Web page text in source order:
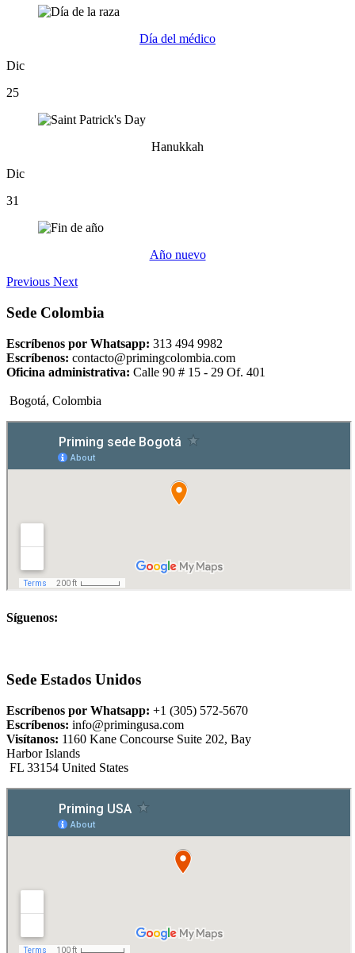
Día del médico
Dic
25
Hanukkah
Dic
31
Año nuevo
Previous Next
Sede Colombia
Escríbenos por Whatsapp: 313 494 9982
Escríbenos: contacto@primingcolombia.com
Oficina administrativa: Calle 90 # 15 - 29 Of. 401
Bogotá, Colombia
Síguenos:
Sede Estados Unidos
Escríbenos por Whatsapp: +1 (305) 572-5670
Escríbenos: info@primingusa.com
Visítanos: 1160 Kane Concourse Suite 202, Bay
Harbor Islands
FL 33154 United States